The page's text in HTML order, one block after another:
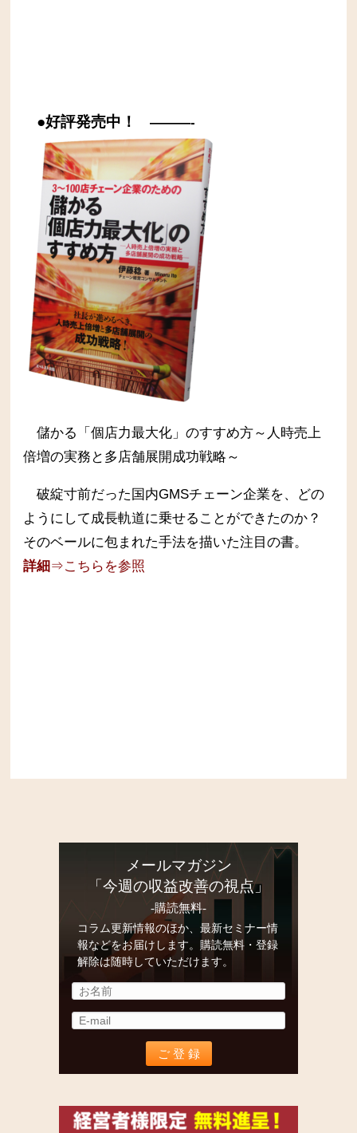
●好評発売中！ ———-
儲かる「個店力最大化」のすすめ方～人時売上
倍増の実務と多店舗展開成功戦略～
破綻寸前だった国内GMSチェーン企業を、どの
ようにして成長軌道に乗せることができたのか？
そのベールに包まれた手法を描いた注目の書。
詳細⇒こちらを参照
メールマガジン
「今週の収益改善の視点」
-購読無料-
コラム更新情報のほか、最新セミナー情
報などをお届けします。購読無料・登録
解除は随時していただけます。